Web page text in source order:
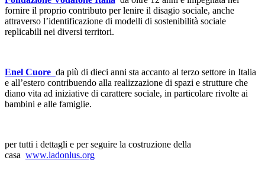
fornire il proprio contributo per lenire il disagio sociale, anche
attraverso l’identificazione di modelli di sostenibilità sociale
replicabili nei diversi territori.
Enel Cuore da più di dieci anni sta accanto al terzo settore in Italia
e all’estero contribuendo alla realizzazione di spazi e strutture che
diano vita ad iniziative di carattere sociale, in particolare rivolte ai
bambini e alle famiglie.
per tutti i dettagli e per seguire la costruzione della
casa www.ladonlus.org